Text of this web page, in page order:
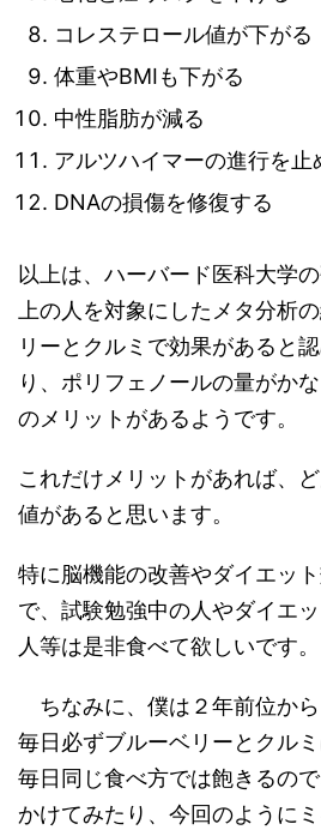
コレステロール値が下がる
体重やBMIも下がる
中性脂肪が減る
アルツハイマーの進行を止
DNAの損傷を修復する
以上は、ハーバード医科大学
上の人を対象にしたメタ分析
リーとクルミで効果があると
り、ポリフェノールの量がか
のメリットがあるようです。
これだけメリットがあれば、
値があると思います。
特に脳機能の改善やダイエッ
で、試験勉強中の人やダイエ
人等は是非食べて欲しいです。
ちなみに、僕は２年前位か
毎日必ずブルーベリーとクルミ
毎日同じ食べ方では飽きるの
かけてみたり、今回のように